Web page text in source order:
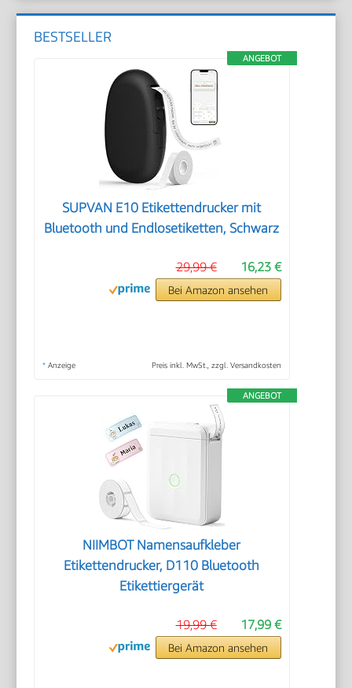
BESTSELLER
ANGEBOT
SUPVAN E10 Etikettendrucker mit
Bluetooth und Endlosetiketten, Schwarz
16,23 €
29,99 €
Bei Amazon ansehen
* Anzeige Preis inkl. MwSt., zzgl. Versandkosten
ANGEBOT
NIIMBOT Namensaufkleber
Etikettendrucker, D110 Bluetooth
Etikettiergerät
17,99 €
19,99 €
Bei Amazon ansehen